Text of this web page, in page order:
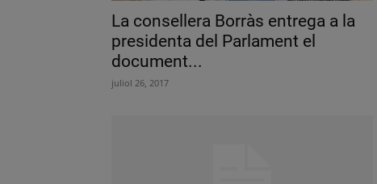
La consellera Borràs entrega a la
presidenta del Parlament el
document...
juliol 26, 2017